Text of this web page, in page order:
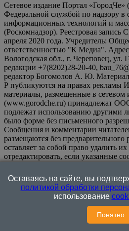
Сетевое издание Портал «ГородЧе»
Федеральной службой по надзору в
информационных технологий и
(Роскомнадзор). Реестровая
апреля 2020 года. Учредитель:
ответственностью "К Медиа".
Вологодская обл., г. Череповец, ул.
редакции +7(8202)28-20-40,
редактор Богомолов А. Ю.
Р публикуются на правах рекламы
материалы, размещенные в сетевом
(www.gorodche.ru) принадлежат
подлежат использованию другими
было форме без письменного
Сообщения и комментарии
размещаются без предварительного
оставляет за собой право удалить
отредактировать, если указанные
или нарушением иных требований
информационном ресурсе
технологии (информационные
информации на основе сбора,
сведений, относящихся к
"Интернет", находящихся на
Оставаясь на сайте, вы
политикой обработки
использование
Понятно